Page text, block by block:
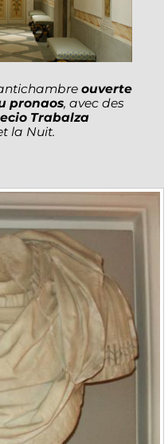
ouverte
pronaos, avec des
Trabalza
la Nuit.